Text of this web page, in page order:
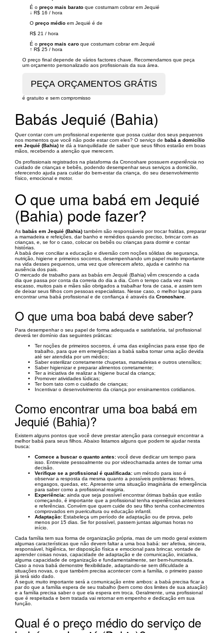
É o preço mais barato que costumam cobrar em Jequié
↓ R$ 16 / hora
O preço médio em Jequié é de
R$ 21 / hora
É o preço mais caro que costumam cobrar em Jequié
↑ R$ 25 / hora
O preço final depende de vários factores chave. Recomendamos que peça
um orçamento personalizado aos profissionais da sua área.
é gratuito e sem compromisso
Babás Jequié (Bahia)
Quer contar com um profissional experiente que possa cuidar dos seus pequenos
nos momentos que você não pode estar com eles? O serviço de babá a domicílio
em Jequié (Bahia) te dá a tranquilidade de saber que seus filhos estarão em boas
mãos, recebendo a atenção que merecem.
Os profissionais registrados na plataforma da Cronoshare possuem experiência no
cuidado de crianças e bebês, podendo desempenhar seus serviços a domicílio,
oferecendo ajuda para cuidar do bem-estar da criança, do seu desenvolvimento
físico, emocional e motor.
O que uma babá em Jequié
(Bahia) pode fazer?
As babás em Jequié (Bahia) também são responsáveis por trocar fraldas, preparar
a mamadeira e refeições, dar banho e remédios quando preciso, brincar com as
crianças, e, se for o caso, colocar os bebês ou crianças para dormir e contar
histórias.
A babá deve conciliar a educação e diversão com noções sólidas de segurança,
nutrição, higiene e primeiros socorros, desempenhando um papel muito importante
na vida desses pequenos, uma vez que oferecem afeto, ajuda e carinho na
ausência dos pais.
O mercado de trabalho para as babás em Jequié (Bahia) vêm crescendo a cada
dia que passa por conta da correria do dia a dia. Com o tempo cada vez mais
escasso, muitos pais e mães são obrigados a trabalhar fora de casa, e assim tem
de deixar seus filhos com pessoas especialistas. Nesse caso, o melhor lugar para
encontrar uma babá profissional e de confiança é através da Cronoshare
O que uma boa babá deve saber?
Para desempenhar o seu papel de forma adequada e satisfatória, tal profissional
deverá ter domínio das seguintes práticas:
Ter noções de primeiros socorros, é uma das exigências para esse tipo de
trabalho, para que em emergências a babá saiba tomar uma ação devida
até ser atendida por um médico;
Saber esterilizar corretamente chupetas, mamadeiras e outros utensílios;
Saber higienizar e preparar alimentos corretamente;
Ter a iniciativa de realizar a higiene bucal da criança;
Promover atividades lúdicas;
Ter bom tato com o cuidado de crianças;
Incentivar o desenvolvimento da criança por ensinamentos cotidianos.
Como encontrar uma boa babá em
Jequié (Bahia)?
Existem alguns pontos que você deve prestar atenção para conseguir encontrar a
melhor babá para seus filhos. Abaixo listamos alguns que podem te ajudar nesta
busca:
Comece a buscar o quanto antes: você deve dedicar um tempo para
isso. Entreviste pessoalmente ou por videochamada antes de tomar uma
decisão.
Verifique se a profissional é qualificada: um método para isso é
observar a resposta da mesma quanto a possíveis problemas: febres,
engasgos, quedas, etc. Apresente uma situação imaginária de emergência
para saber como a profissional reagiria.
Experiência: ainda que seja possível encontrar ótimas babás que estão
começando, é importante que a profissional tenha experiências anteriores
e referências. Convém que quem cuide do seu filho tenha conhecimentos
comprovados em puericultura ou educação infantil.
Adaptação: Estabeleça um período de adaptação ou de prova, pelo
menos por 15 dias. Se for possível, passem juntas algumas horas no
início.
Cada família tem sua forma de organização própria, mas de um modo geral existem
algumas características que não devem faltar a uma boa babá: ser afetiva, sincera,
responsável, higiênica, ter disposição física e emocional para brincar, vontade de
aprender coisas novas, capacidade de adaptação e de comunicação, iniciativa,
alguma capacidade de organização e fundamentalmente, ser bem-humorada.
Caso a nova babá demonstre flexibilidade, adaptando-se sem dificuldade a
situações novas, o que também precisa acontecer com a família, o primeiro passo
já terá sido dado.
A seguir, muito importante será a comunicação entre ambos: a babá precisa ficar a
par do que a família espera de seu trabalho (bem como dos limites de sua atuação)
e a família precisa saber o que ela espera em troca. Geralmente, uma profissional
que é respeitada e bem tratada vai retornar em empenho e dedicação em sua
função.
Qual é o preço médio do serviço de